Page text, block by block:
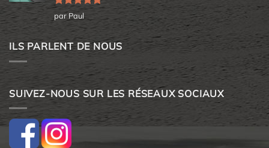
Note5sur
5
par Paul
ILS PARLENT DE NOUS
SUIVEZ-NOUS SUR LES RÉSEAUX SOCIAUX